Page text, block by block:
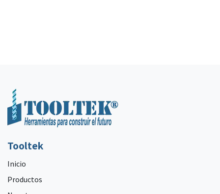
Tooltek
Inicio
Productos